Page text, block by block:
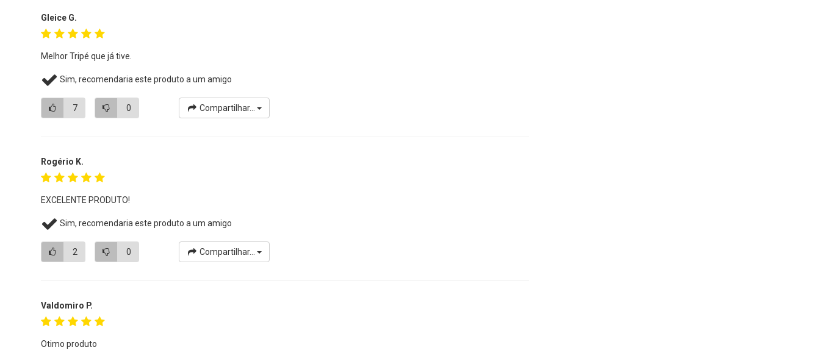
Gleice G.
Melhor Tripé que já tive.
Sim, recomendaria este produto a um amigo
7 0 Compartilhar...
Rogério K.
EXCELENTE PRODUTO!
Sim, recomendaria este produto a um amigo
2 0 Compartilhar...
Valdomiro P.
Otimo produto